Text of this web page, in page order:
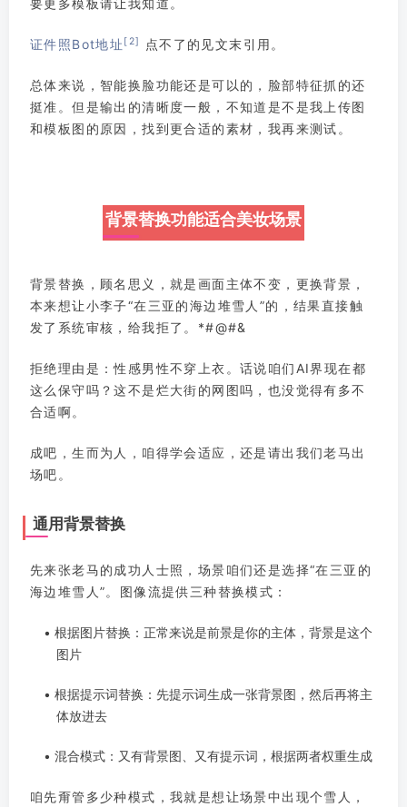
要更多模板请让我知道。
证件照Bot地址 [2] 点不了的见文末引用。
总体来说，智能换脸功能还是可以的，脸部特征抓的还
挺准。但是输出的清晰度一般，不知道是不是我上传图
和模板图的原因，找到更合适的素材，我再来测试。
背景替换功能适合美妆场景
背景替换，顾名思义，就是画面主体不变，更换背景，
本来想让小李子“在三亚的海边堆雪人”的，结果直接触
发了系统审核，给我拒了。*#@#&
拒绝理由是：性感男性不穿上衣。话说咱们AI界现在都
这么保守吗？这不是烂大街的网图吗，也没觉得有多不
合适啊。
成吧，生而为人，咱得学会适应，还是请出我们老马出
场吧。
通用背景替换
先来张老马的成功人士照，场景咱们还是选择“在三亚的
海边堆雪人”。图像流提供三种替换模式：
• 根据图片替换：正常来说是前景是你的主体，背景是这个
图片
• 根据提示词替换：先提示词生成一张背景图，然后再将主
体放进去
• 混合模式：又有背景图、又有提示词，根据两者权重生成
咱先甭管多少种模式，我就是想让场景中出现个雪人，